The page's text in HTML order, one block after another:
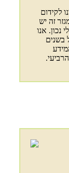
לקידום
זה יש
נכון. אנו
בשנים